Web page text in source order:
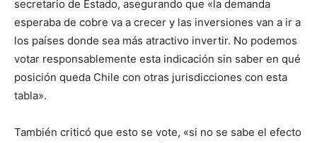
secretario de Estado, asegurando que «la demanda
esperaba de cobre va a crecer y las inversiones van a ir a
los países donde sea más atractivo invertir. No podemos
votar responsablemente esta indicación sin saber en qué
posición queda Chile con otras jurisdicciones con esta
tabla».
También criticó que esto se vote, «si no se sabe el efecto